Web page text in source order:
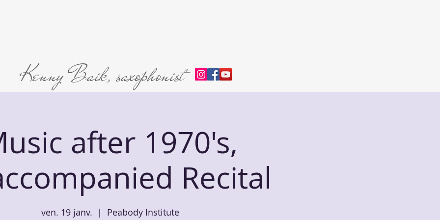
Kenny Baik, saxophonist
after 1970's,
Recital
ven. 19 janv.
  |
Peabody Institute